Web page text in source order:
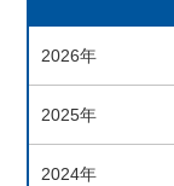
2026年
2025年
2024年